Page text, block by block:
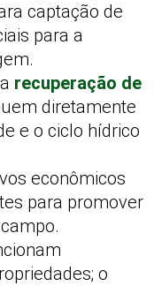
captação de
para a
recuperação de
diretamente
e o ciclo hídrico
econômicos
para promover
o